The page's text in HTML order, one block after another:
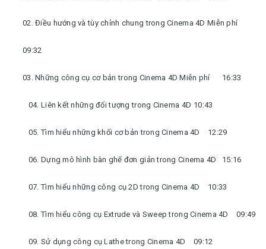
02. Điều hướng và tùy chỉnh chung trong Cinema 4D Miễn phí
09:32
03. Những công cụ cơ bản trong Cinema 4D Miễn phí 16:33
04. Liên kết những đối tượng trong Cinema 4D 10:43
05. Tìm hiểu những khối cơ bản trong Cinema 4D 12:29
06. Dựng mô hình bàn ghế đơn giản trong Cinema 4D 15:16
07. Tìm hiểu những công cụ 2D trong Cinema 4D 10:33
08. Tìm hiểu công cụ Extrude và Sweep trong Cinema 4D 09:49
09. Sử dụng công cụ Lathe trong Cinema 4D 09:12